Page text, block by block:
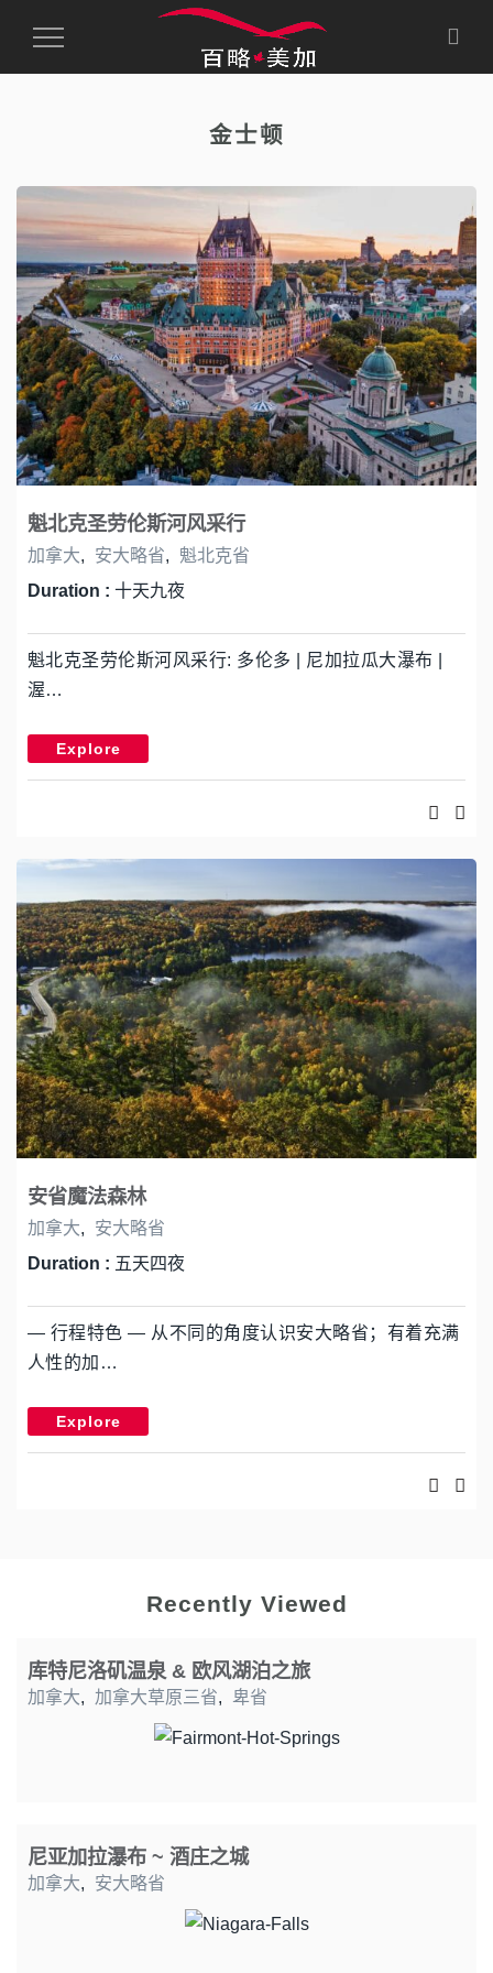
Toggle
金士顿
魁北克圣劳伦斯河风采行
加拿大, 安大略省,
魁北克省
Duration : 十天九夜
魁北克圣劳伦斯河风采行: 多伦多 | 尼加拉瓜大瀑布 |
渥…
Explore
安省魔法森林
加拿大,
安大略省
Duration : 五天四夜
— 行程特色 — 从不同的角度认识安大略省；有着充满
人性的加…
Explore
Recently Viewed
库特尼洛矶温泉 & 欧风湖泊之旅
加拿大, 加拿大草原三省, 卑省
尼亚加拉瀑布 ~ 酒庄之城
加拿大, 安大略省